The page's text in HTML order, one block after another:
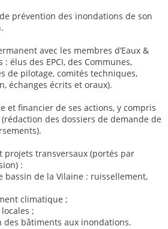
prévention des inondations de son
avec les membres d’Eaux &
élus des EPCI, des Communes,
de pilotage, comités techniques,
échanges écrits et oraux).
et financier de ses actions, y compris
des dossiers de demande de
projets transversaux (portés par
:
bassin de la Vilaine : ruissellement,
climatique ;
;
des bâtiments aux inondations.